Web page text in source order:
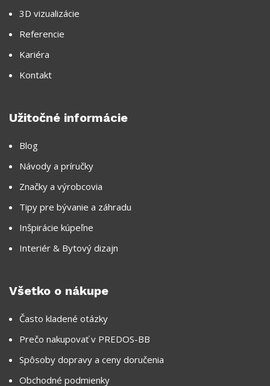
3D vizualizácie
Referencie
Kariéra
Kontakt
Užitočné informácie
Blog
Návody a príručky
Značky a výrobcovia
Tipy pre bývanie a záhradu
Inšpirácie kúpeľne
Interiér & Bytový dizajn
Všetko o nákupe
Často kladené otázky
Prečo nakupovať v PREDOS-BB
Spôsoby dopravy a ceny doručenia
Obchodné podmienky